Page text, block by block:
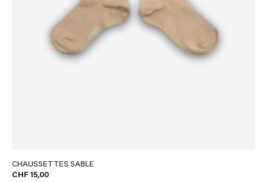
CHAUSSETTES SABLE
CHF 15,00